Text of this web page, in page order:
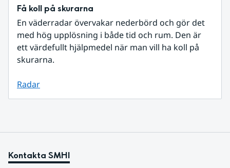
Få koll på skurarna
En väderradar övervakar nederbörd och gör det
med hög upplösning i både tid och rum. Den är
ett värdefullt hjälpmedel när man vill ha koll på
skurarna.
Radar
Kontakta SMHI